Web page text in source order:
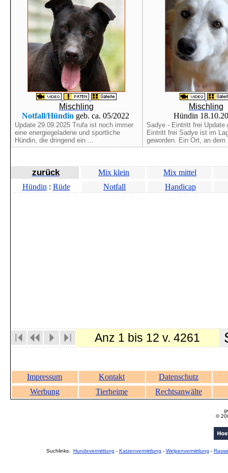
Mischling
Notfall/Hündin geb. ca. 05/2022
Update 29.09.2025 Trufa ist noch immer
eine energiegeladene und sportliche
Hündin, die dringend ein ...
Mischling
Hündin
Sadye - Eintritt frei Update
Eintritt frei Sadye ist im
geworden. Ein Ort, an dem
zurück Mix klein
Mix mittel
Hündin : Rüde Notfall Handicap
Anz 1 bis 12 v. 4261
Impressum Kontakt
Datenschutz
Werbung
Tierheime Rechtsanwälte
©
Suchlinks: Hundevermittlung - Katzenvermittlung - Welpenvermittlung -